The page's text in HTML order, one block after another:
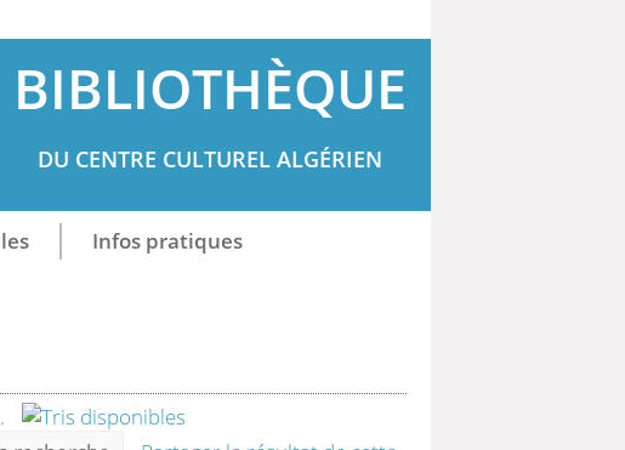
BIBLIOTHÈQUE
DU CENTRE CULTUREL ALGÉRIEN
Infos pratiques